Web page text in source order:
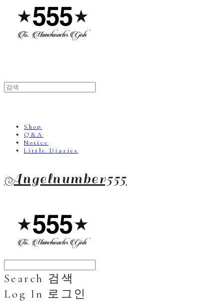
Shop
Q&A
Notice
Little Diaries
Angelnumber555
Search 검색
Log In 로그인